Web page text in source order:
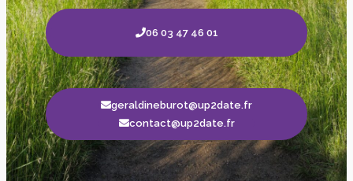
06 03 47 46 01
geraldineburot@up2date.fr
contact@up2date.fr